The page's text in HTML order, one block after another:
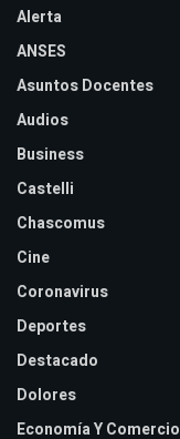
Alerta
ANSES
Asuntos Docentes
Audios
Business
Castelli
Chascomus
Cine
Coronavirus
Deportes
Destacado
Dolores
Economía Y Comercio